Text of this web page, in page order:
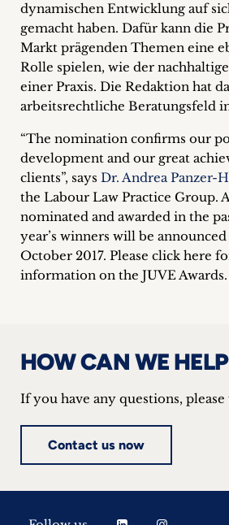
Team
Philosophy
Press
inquiries
Contact
dynamischen Entwicklung auf
gemacht haben. Dafür kann die
Markt prägenden Themen eine
Rolle spielen, wie der
einer Praxis. Die Redaktion hat
arbeitsrechtliche Beratungsfeld
“The nomination confirms our
development and our great
clients”, says Dr. Andrea Panzer-
the Labour Law Practice Group.
nominated and awarded in the
year’s winners will be
October 2017. Please click here
information on the JUVE Awards.
HOW CAN WE
If you have any questions,
Contact us now